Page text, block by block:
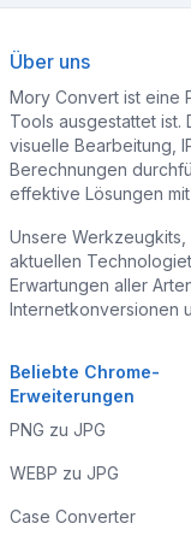
Über uns
Mory Convert ist eine
Tools ausgestattet ist.
visuelle Bearbeitung,
Berechnungen
effektive Lösungen
Unsere
aktuellen
Erwartungen aller
Internetkonversionen
Beliebte Chrome-
Erweiterungen
PNG zu JPG
WEBP zu JPG
Case Converter